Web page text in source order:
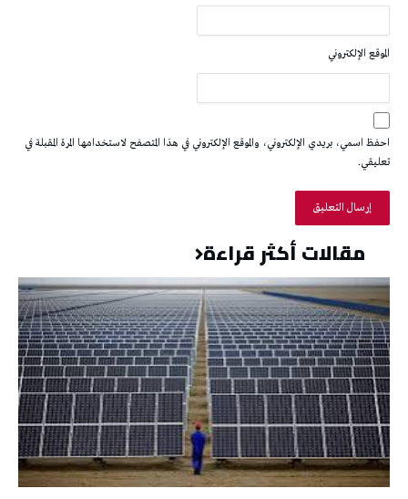
الموقع الإلكتروني
احفظ اسمي، بريدي الإلكتروني، والموقع الإلكتروني في هذا المتصفح لاستخدامها المرة المقبلة في
تعليقي.
مقالات أكثر قراءة